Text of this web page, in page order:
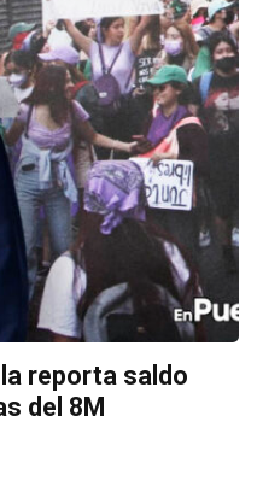
reporta saldo
del 8M